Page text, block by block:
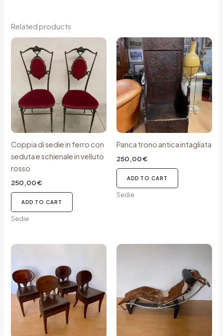
Related products
Coppia di sedie in ferro con
seduta e schienale in velluto
rosso
250,00€
ADD TO CART
Sedie
Panca trono antica intagliata
250,00€
ADD TO CART
Sedie